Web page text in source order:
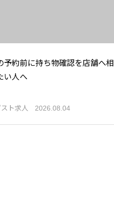
予約前に持ち物確認を店舗へ相
い人へ
ト求人 2026.08.04